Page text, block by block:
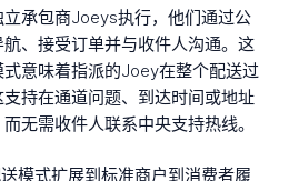
承包商Joeys执行，他们通过公
、接受订单并与收件人沟通。这
意味着指派的Joey在整个配送过
持在通道问题、到达时间或地址
无需收件人联系中央支持热线。
模式扩展到标准商户到消费者履